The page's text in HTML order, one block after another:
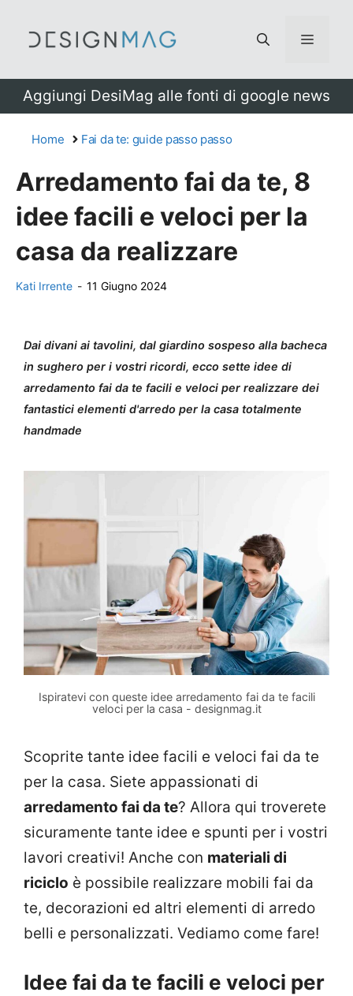
Menu
Aggiungi DesiMag alle fonti di google news
Home Fai da te: guide passo passo
Arredamento fai da te, 8
idee facili e veloci per la
casa da realizzare
Kati Irrente - 11 Giugno 2024
Dai divani ai tavolini, dal giardino sospeso alla bacheca
in sughero per i vostri ricordi, ecco sette idee di
arredamento fai da te facili e veloci per realizzare dei
fantastici elementi d'arredo per la casa totalmente
handmade
Ispiratevi con queste idee arredamento fai da te facili
veloci per la casa - designmag.it
Scoprite tante idee facili e veloci fai da te
per la casa. Siete appassionati di
arredamento fai da te? Allora qui troverete
sicuramente tante idee e spunti per i vostri
lavori creativi! Anche con materiali di
riciclo è possibile realizzare mobili fai da
te, decorazioni ed altri elementi di arredo
belli e personalizzati. Vediamo come fare!
Idee fai da te facili e veloci per